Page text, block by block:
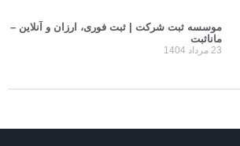
موسسه ثبت شرکت | ثبت فوری، ارزان و آنلاین –
مانا‌ثبت
23 مرداد 1404